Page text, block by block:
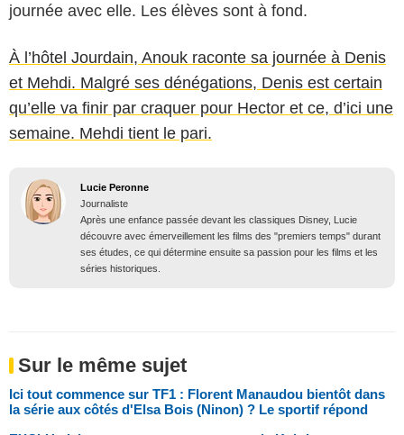
journée avec elle. Les élèves sont à fond.
À l’hôtel Jourdain, Anouk raconte sa journée à Denis
et Mehdi. Malgré ses dénégations, Denis est certain
qu’elle va finir par craquer pour Hector et ce, d’ici une
semaine. Mehdi tient le pari.
Lucie Peronne
Journaliste
Après une enfance passée devant les classiques Disney, Lucie
découvre avec émerveillement les films des "premiers temps" durant
ses études, ce qui détermine ensuite sa passion pour les films et les
séries historiques.
Sur le même sujet
Ici tout commence sur TF1 : Florent Manaudou bientôt dans
la série aux côtés d'Elsa Bois (Ninon) ? Le sportif répond